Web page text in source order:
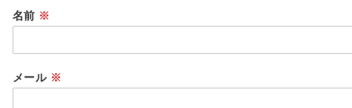
名前 ※
メール ※